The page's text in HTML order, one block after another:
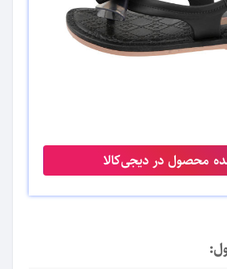
محصول در دیجی‌کالا